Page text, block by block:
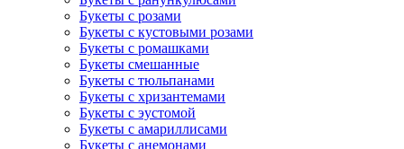
Букеты с розами
Букеты с кустовыми розами
Букеты с ромашками
Букеты смешанные
Букеты с тюльпанами
Букеты с хризантемами
Букеты с эустомой
Букеты с амариллисами
Букеты с анемонами